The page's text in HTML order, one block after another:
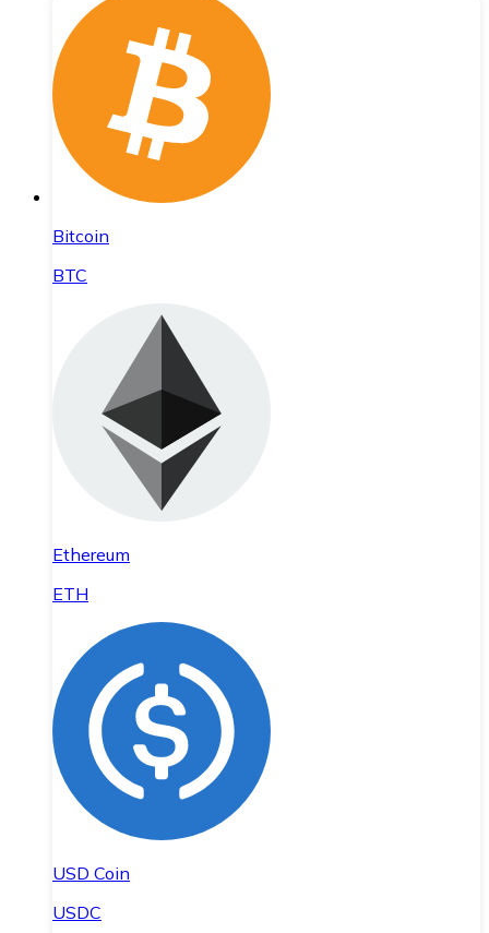
Bitcoin
BTC
Ethereum
ETH
USD Coin
USDC